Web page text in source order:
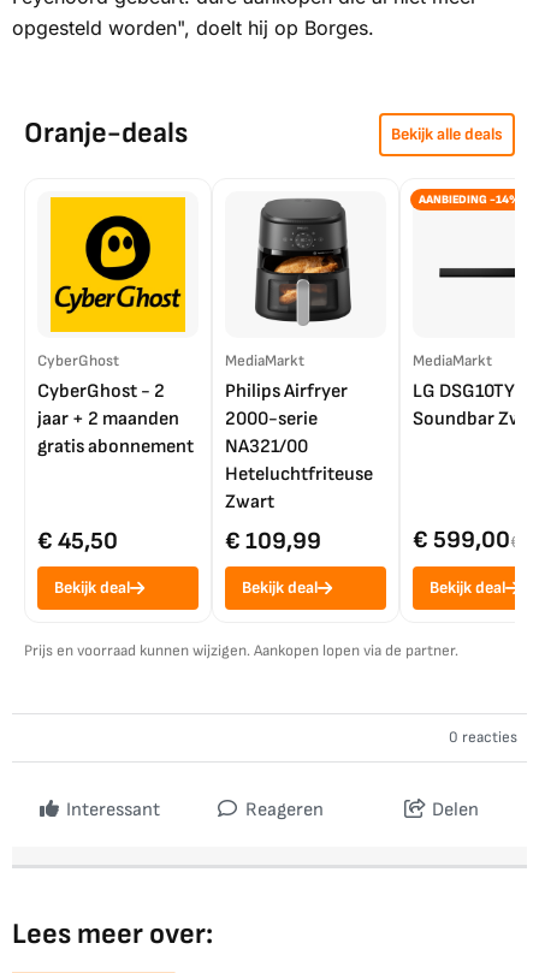
opgesteld worden", doelt hij op Borges.
Oranje-deals Bekijk alle deals
CyberGhost
CyberGhost - 2
jaar + 2 maanden
gratis abonnement
€ 45,50
Bekijk deal
MediaMarkt
Philips Airfryer
2000-serie
NA321/00
Heteluchtfriteuse
Zwart
€ 109,99
Bekijk deal
AANBIEDING -14%
MediaMarkt
LG DSG10TY
Soundbar
€ 599,00€
Bekijk deal
Prijs en voorraad kunnen wijzigen. Aankopen lopen via de partner.
0 reacties
Interessant Reageren Delen
Lees meer over: